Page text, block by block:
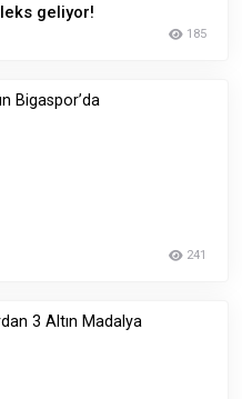
geliyor!
185
241